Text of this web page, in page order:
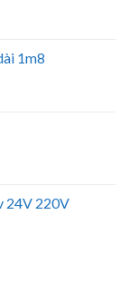
1m8
24V 220V